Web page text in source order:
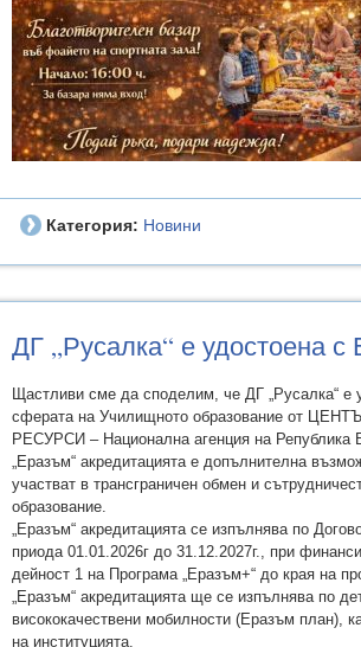
Категория: Новини
ДГ „Русалка“ е
Щастливи сме да споделим, че ДГ
сферата на Училищното образование от
РЕСУРСИ – Национална агенция на Република
„Еразъм“ акредитацията е допълнителна
участват в трансграничен обмен и
образование.
„Еразъм“ акредитацията се изпълнява по
приода 01.01.2026г до 31.12.2027г., при
дейност 1 на Програма „Еразъм+“ до края на
„Еразъм“ акредитацията ще се изпълнява по
висококачествени мобилности (Еразъм план),
на институцията.